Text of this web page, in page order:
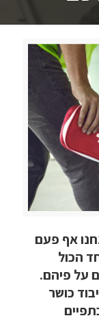
אף פעם
הכול
על פיהם.
כושר